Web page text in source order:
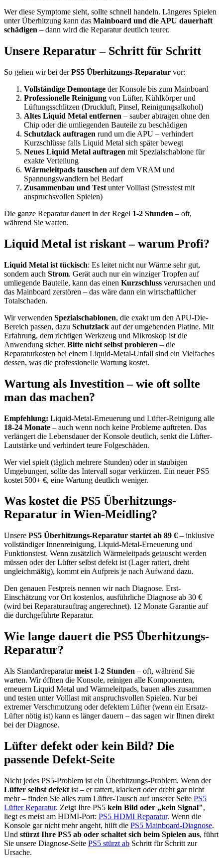
Wer diese Symptome sieht, sollte schnell handeln. Längeres Spielen
unter Überhitzung kann das Mainboard und die APU dauerhaft
schädigen – dann wird die Reparatur deutlich teurer.
Unsere Reparatur – Schritt für Schritt
So gehen wir bei derPS5 Überhitzungs-Reparatur vor:
Vollständige Demontage der Konsole bis zum Mainboard
Professionelle Reinigung von Lüfter, Kühlkörper und
Lüftungsschlitzen (Druckluft, Pinsel, Reinigungsalkohol)
Altes Liquid Metal entfernen – sauber abtragen ohne den
Chip oder die umliegenden Bauteile zu beschädigen
Schutzlack auftragen rund um die APU – verhindert
Kurzschlüsse falls Liquid Metal sich später bewegt
Neues Liquid Metal auftragen mit Spezialschablone für
exakte Verteilung
Wärmeleitpads tauschen auf dem VRAM und
Spannungswandlern bei Bedarf
Zusammenbau und Test unter Volllast (Stresstest mit
anspruchsvollen Spielen)
Die ganze Reparatur dauert in der Regel 1-2 Stunden – oft,
während Sie warten.
Liquid Metal ist riskant – warum Profi?
Liquid Metal ist tückisch: Es leitet nicht nur Wärme sehr gut,
sondern auch Strom. Gerät auch nur ein winziger Tropfen auf
umliegende Bauteile, kann das einen Kurzschluss verursachen und
das Mainboard zerstören – das wäre dann ein wirtschaftlicher
Totalschaden.
Wir verwenden Spezialschablonen, die exakt um den APU-Die-
Bereich passen, dazu Schutzlack auf der umgebenden Platine. Mit
Erfahrung, dem richtigen Werkzeug und Mikroskop ist die
Anwendung sicher. Bitte nicht selbst probieren – die
Reparaturkosten bei einem Liquid-Metal-Unfall sind ein Vielfaches
dessen, was die professionelle Wartung kostet.
Wartung als Investition – wie oft sollte
man das machen?
Empfehlung: Liquid-Metal-Erneuerung und Lüfter-Reinigung alle
18-24 Monate – auch wenn noch keine Probleme auftreten. Das
verlängert die Lebensdauer der Konsole deutlich, senkt die Lüfter-
Lautstärke und verhindert teure Folgeschäden.
Wer viel spielt (täglich mehrere Stunden) oder in staubigen
Umgebungen, sollte das Intervall sogar verkürzen. Ein neuer PS5
kostet 500+ €, eine Wartung deutlich weniger.
Was kostet die PS5 Überhitzungs-
Reparatur in Wien-Meidling?
Unsere PS5 Überhitzungs-Reparatur startet ab 89 € – inklusive
vollständiger Innenreinigung, Liquid-Metal-Erneuerung und
Funktionstest. Wenn zusätzlich Wärmeleitpads getauscht werden
müssen oder der Lüfter selbst defekt ist (Lager rattert, dreht
ungleichmäßig), kommt ein Aufpreis je nach Aufwand dazu.
Den genauen Festpreis nennen wir nach Diagnose. Erst-
Einschätzung vor Ort kostenlos, ausführliche Diagnose ab 30 €
(wird bei Reparaturauftrag angerechnet). 12 Monate Garantie auf
die durchgeführte Reparatur.
Wie lange dauert die PS5 Überhitzungs-
Reparatur?
Als Standardreparaturmeist 1-2 Stunden – oft, während Sie
warten. Wir öffnen die Konsole, reinigen alle Komponenten,
erneuern Liquid Metal und Wärmeleitpads, bauen alles zusammen
und testen unter Volllast mit anspruchsvollen Spielen. Nur bei
extremer Verschmutzung oder defektem Lüfter (wenn ein Ersatz-
Lüfter nötig ist) kann es länger dauern – das sagen wir Ihnen direkt
bei der Diagnose.
Lüfter defekt oder kein Bild? Die
passende Defekt-Seite
Nicht jedes PS5-Problem ist ein Überhitzungs-Problem. Wenn der
Lüfter selbst defekt ist – er rattert, klackert oder dreht gar nicht
mehr – finden Sie alles zum Lüfter-Tausch auf unserer Seite PS5
Lüfter Reparatur. Zeigt Ihre PS5 kein Bild oder „kein Signal",
liegt es meist am HDMI-Port: PS5 HDMI Reparatur. Wenn die
Konsole gar nicht mehr angeht, hilft die PS5 Mainboard-Diagnose.
Und stürzt Ihre PS5 ab oder schaltet sich beim Spielen aus, führt
Sie unsere Diagnose-Seite PS5 stürzt ab Schritt für Schritt zur
Ursache.